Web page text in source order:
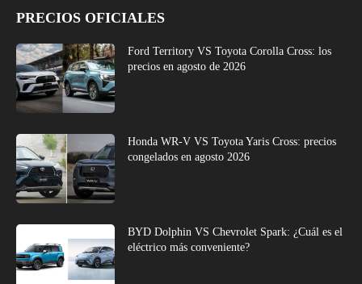
PRECIOS OFICIALES
Ford Territory VS Toyota Corolla Cross: los
precios en agosto de 2026
Honda WR-V VS Toyota Yaris Cross: precios
congelados en agosto 2026
BYD Dolphin VS Chevrolet Spark: ¿Cuál es el
eléctrico más conveniente?